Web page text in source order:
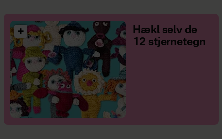
Hækl selv de
12 stjernetegn